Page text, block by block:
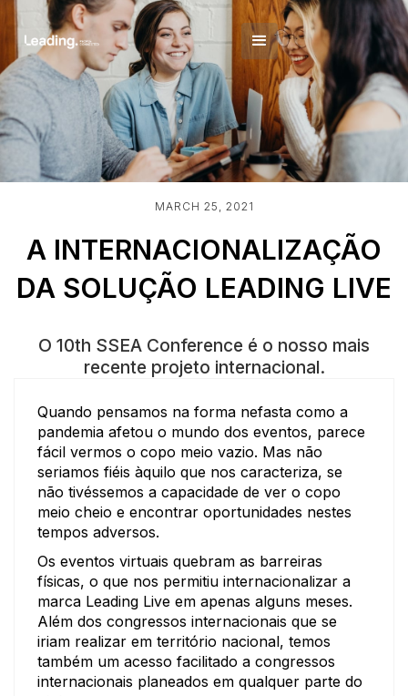
MARCH 25, 2021
A INTERNACIONALIZAÇÃO
DA SOLUÇÃO LEADING LIVE
O 10th SSEA Conference é o nosso mais
recente projeto internacional.
Quando pensamos na forma nefasta como a
pandemia afetou o mundo dos eventos, parece
fácil vermos o copo meio vazio. Mas não
seriamos fiéis àquilo que nos caracteriza, se
não tivéssemos a capacidade de ver o copo
meio cheio e encontrar oportunidades nestes
tempos adversos.
Os eventos virtuais quebram as barreiras
físicas, o que nos permitiu internacionalizar a
marca Leading Live em apenas alguns meses.
Além dos congressos internacionais que se
iriam realizar em território nacional, temos
também um acesso facilitado a congressos
internacionais planeados em qualquer parte do